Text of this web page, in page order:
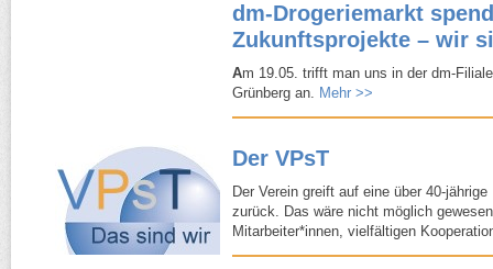
dm-​Drogeriemarkt
Zukunftsprojekte – wir
Am 19.05. trifft man uns in der dm-​
Grünberg an. Mehr >>
Der VPsT
Der Verein greift auf eine über 40-​
zurück. Das wäre nicht möglich
Mitarbeiter*innen, vielfältigen